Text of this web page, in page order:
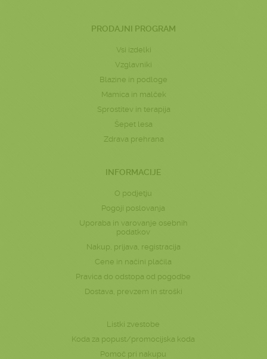
PRODAJNI PROGRAM
Vsi izdelki
Vzglavniki
Blazine in podloge
Mamica in malček
Sprostitev in terapija
Šepet lesa
Zdrava prehrana
INFORMACIJE
O podjetju
Pogoji poslovanja
Uporaba in varovanje osebnih
podatkov
Nakup, prijava, registracija
Cene in načini plačila
Pravica do odstopa od pogodbe
Dostava, prevzem in stroški
Listki zvestobe
Koda za popust/promocijska koda
Pomoč pri nakupu